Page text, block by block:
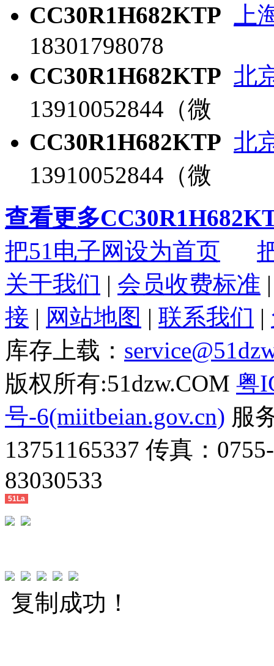
CC30R1H682KTP
上
18301798078
CC30R1H682KTP 北
13910052844（微
CC30R1H682KTP 北
13910052844（微
查看更多
把51电子网设为首页
关于我们 | 会员收费标准
接 | 网站地图 | 联系我们 |
库存上载：
版权所有:51dzw.COM 粤
号-6(miitbeian.gov.cn) 服
13751165337 传真：
83030533
51La
复制成功！